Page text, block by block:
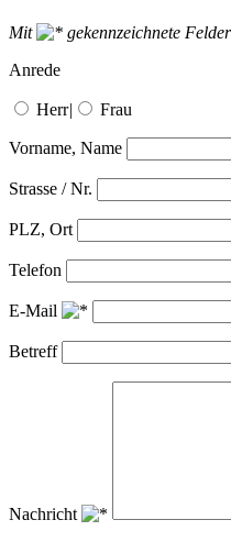
Mit
gekennzeichnete
Anrede
Herr| Frau
Vorname, Name
Strasse / Nr.
PLZ, Ort
Telefon
E-Mail
Betreff
Nachricht